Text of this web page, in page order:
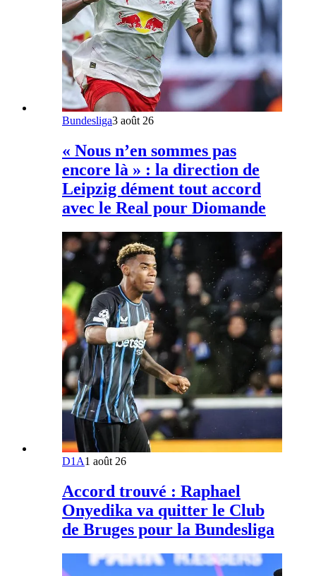
Bundesliga3 août 26
« Nous n’en sommes pas
encore là » : la direction de
Leipzig dément tout accord
avec le Real pour Diomande
D1A1 août 26
Accord trouvé : Raphael
Onyedika va quitter le Club
de Bruges pour la Bundesliga